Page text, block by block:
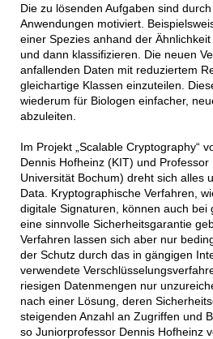
Die zu lösenden Aufgaben sind
Anwendungen motiviert.
einer Spezies anhand der
und dann klassifizieren. Die neuen
anfallenden Daten mit reduziertem
gleichartige Klassen einzuteilen.
wiederum für Biologen einfacher,
abzuleiten.
Im Projekt „Scalable Cryptography“
Dennis Hofheinz (KIT) und Professor
Universität Bochum) dreht sich alles
Data. Kryptographische Verfahren,
digitale Signaturen, können auch bei
eine sinnvolle Sicherheitsgarantie
Verfahren lassen sich aber nur
der Schutz durch das in gängigen
verwendete
riesigen Datenmengen nur
nach einer Lösung, deren
steigenden Anzahl an Zugriffen und
so Juniorprofessor Dennis Hofheinz